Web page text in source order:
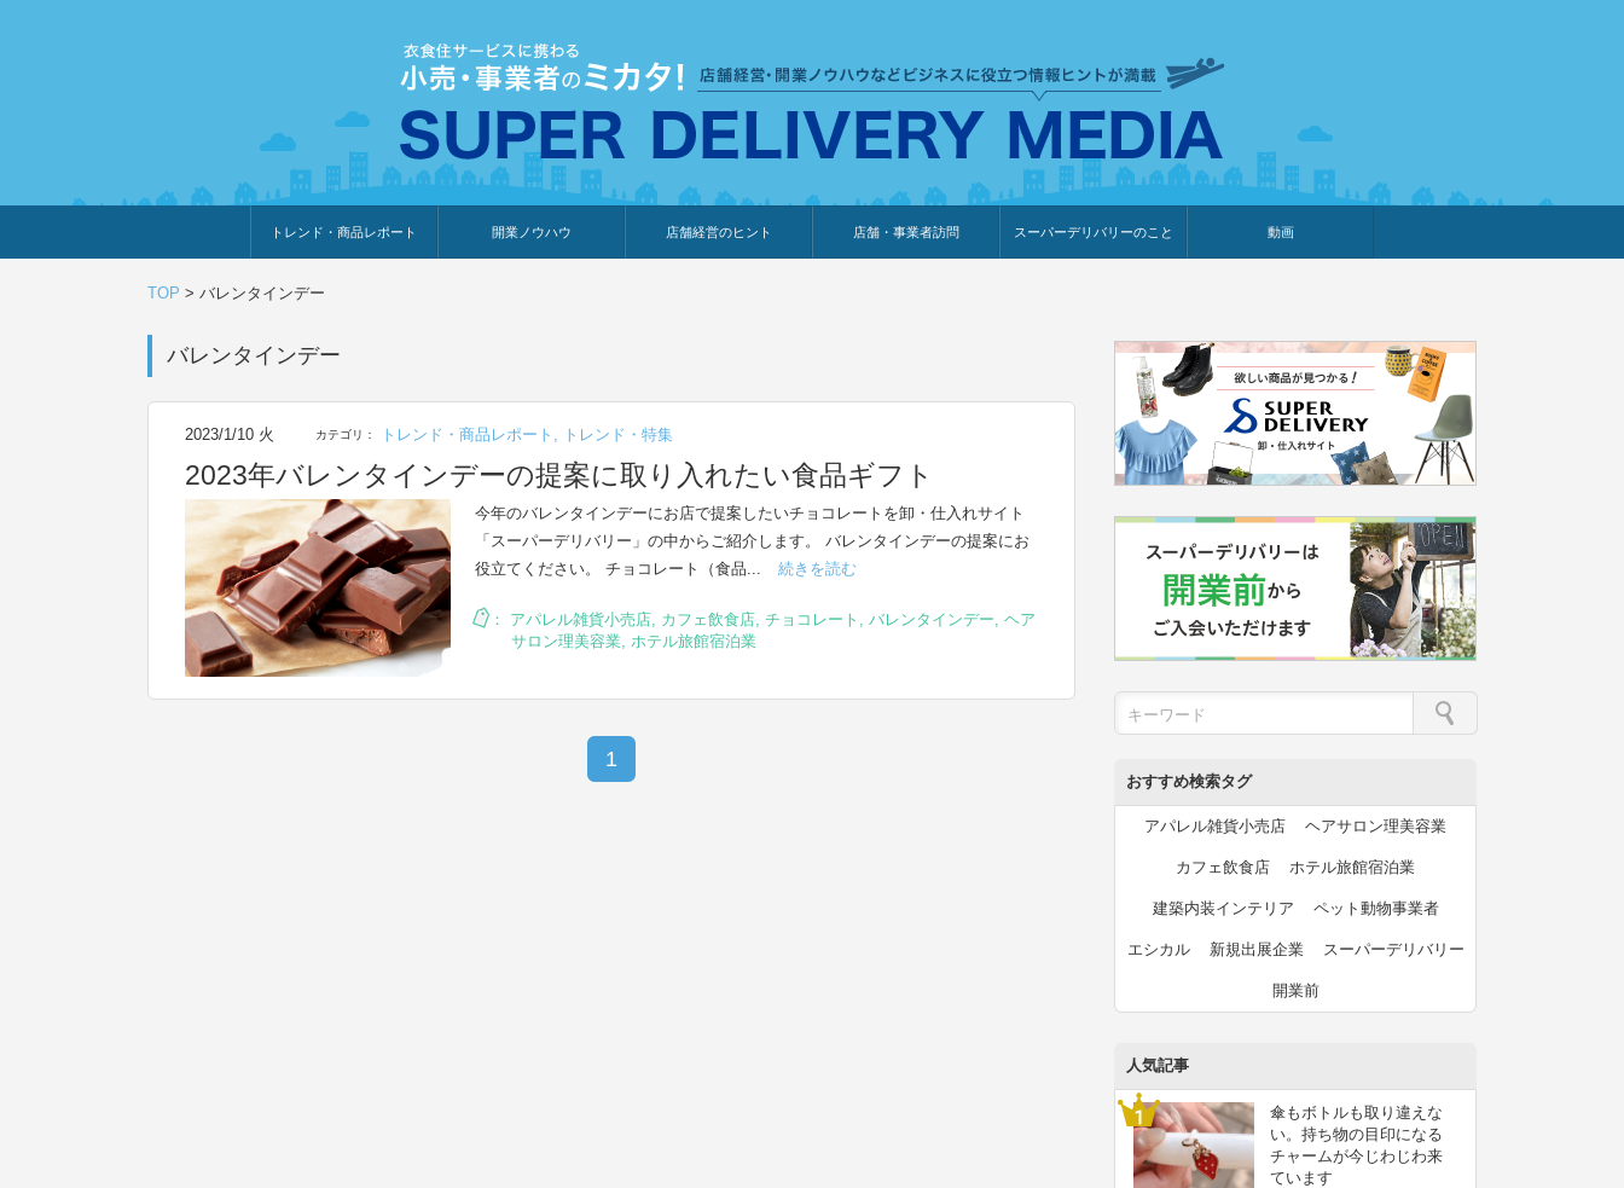
トレンド・商品レポート
トレンド・特集
人気ランキング
出展企業のおすすめ
商品体験・レビュー
暮らしの提案
開業ノウハウ 店舗経営のヒント 店舗・事業者訪問 スーパーデリバリーのこと 動画
TOP > バレンタインデー
バレンタインデー
2023/1/10 火 カテゴリ： トレンド・商品レポート , トレンド・特集
2023年バレンタインデーの提案に取り入れたい食品ギフト
今年のバレンタインデーにお店で提案したいチョコレートを卸・仕入れサイト
「スーパーデリバリー」の中からご紹介します。 バレンタインデーの提案にお
役立てください。 チョコレート（食品...
続きを読む
： アパレル雑貨小売店, カフェ飲食店, チョコレート , バレンタインデー, ヘア
サロン理美容業, ホテル旅館宿泊業
1
おすすめ検索タグ
アパレル雑貨小売店 ヘアサロン理美容業
カフェ飲食店 ホテル旅館宿泊業
建築内装インテリア ペット動物事業者
エシカル 新規出展企業 スーパーデリバリー
開業前
人気記事
傘もボトルも取り違えな
い。持ち物の目印になる
チャームが今じわじわ来
ています